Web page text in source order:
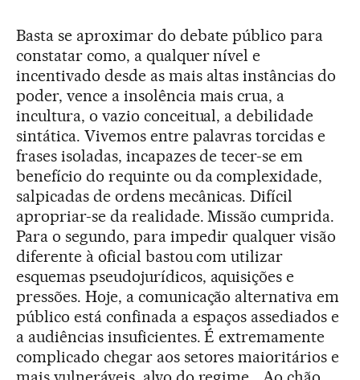
Basta se aproximar do debate público para
constatar como, a qualquer nível e
incentivado desde as mais altas instâncias do
poder, vence a insolência mais crua, a
incultura, o vazio conceitual, a debilidade
sintática. Vivemos entre palavras torcidas e
frases isoladas, incapazes de tecer-se em
benefício do requinte ou da complexidade,
salpicadas de ordens mecânicas. Difícil
apropriar-se da realidade. Missão cumprida.
Para o segundo, para impedir qualquer visão
diferente à oficial bastou com utilizar
esquemas pseudojurídicos, aquisições e
pressões. Hoje, a comunicação alternativa em
público está confinada a espaços assediados e
a audiências insuficientes. É extremamente
complicado chegar aos setores maioritários e